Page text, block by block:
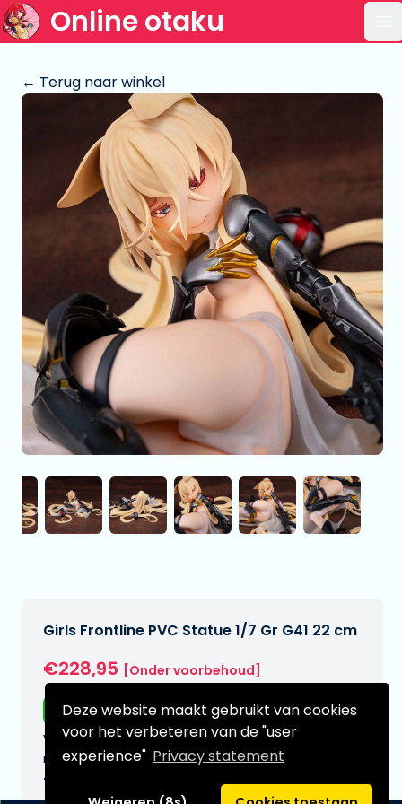
Deze website maakt gebruikt van cookies
voor het verbeteren van de "user
experience" Privacy statement
Online otaku
← Terug naar winkel
Girls Frontline PVC Statue 1/7 Gr G41 22 cm
€228,95 [Onder voorbehoud]
Gratis verzending
Verwachtte leverdatum:
n.v.t.
Type: